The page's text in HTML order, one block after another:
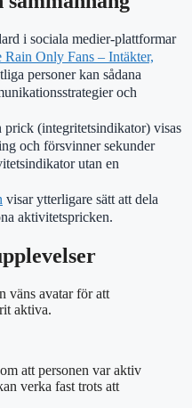
i sociala medier-plattformar
Rain Only Fans – Intäkter,
personer kan sådana
och
prick (integritetsindikator) visas
och försvinner sekunder
utan en
visar ytterligare sätt att dela
aktivitetspricken.
väns avatar för att
aktiva.
att personen var aktiv
verka fast trots att